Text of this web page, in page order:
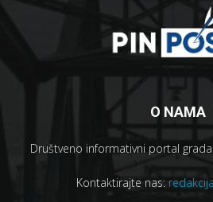
O NAMA
Društveno informativni portal
Kontaktirajte nas: